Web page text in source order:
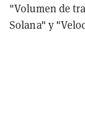
"Volumen de
Solana" y